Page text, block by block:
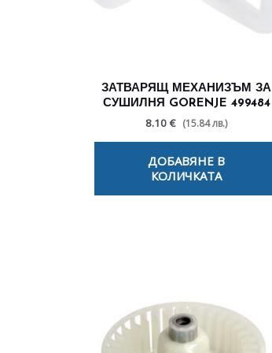
ЗАТВАРЯЩ МЕХАНИЗЪМ ЗА
СУШИЛНЯ GORENJE 499484
8.10 € (15.84 лв.)
ДОБАВЯНЕ В
КОЛИЧКАТА